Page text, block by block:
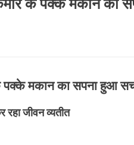
के पक्के मकान का
पक्के मकान का सपना हुआ
जीवन व्यतीत